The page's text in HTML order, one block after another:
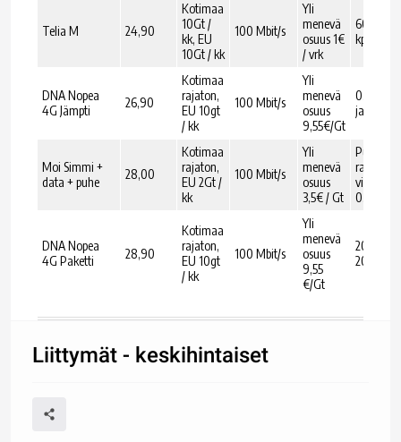
Telia M 24,90
Kotimaa
10Gt /
kk, EU
10Gt / kk
100 Mbit/s
Yli
menevä
osuus 1€
/ vrk
600 min
kpl / kk
DNA Nopea
4G Jämpti
26,90
Kotimaa
rajaton,
EU 10gt
/ kk
100 Mbit/s
Yli
menevä
osuus
9,55€/Gt
0,07€ /
ja kpl
Moi Simmi +
data + puhe
28,00
Kotimaa
rajaton,
EU 2Gt /
kk
100 Mbit/s
Yli
menevä
osuus
3,5€ / Gt
Puhelut
rajaton ja
viestit
0,055€ /
DNA Nopea
4G Paketti
28,90
Kotimaa
rajaton,
EU 10gt
/ kk
100 Mbit/s
Yli
menevä
osuus
9,55
€/Gt
200 min
200 kpl /
Liittymät - keskihintaiset